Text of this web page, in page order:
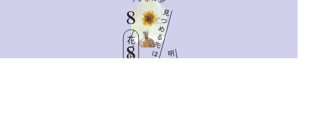
見
つ
め
る
先
は
明
8
8
花ごよみ